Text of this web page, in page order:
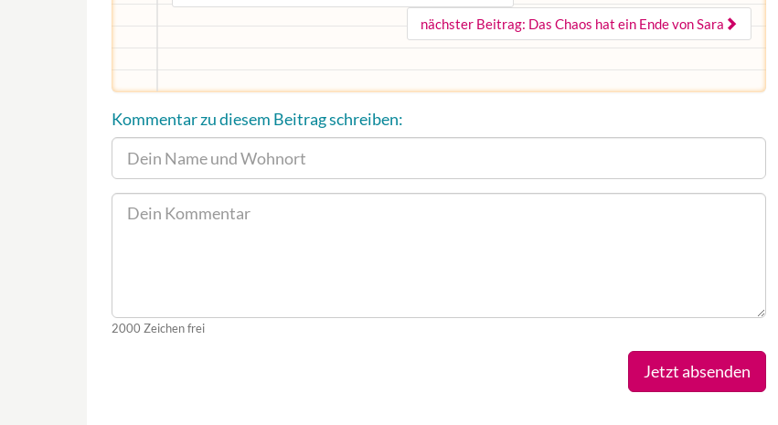
nächster Beitrag: Das Chaos hat ein Ende von Sara
Kommentar zu diesem Beitrag schreiben:
2000 Zeichen frei
Jetzt absenden